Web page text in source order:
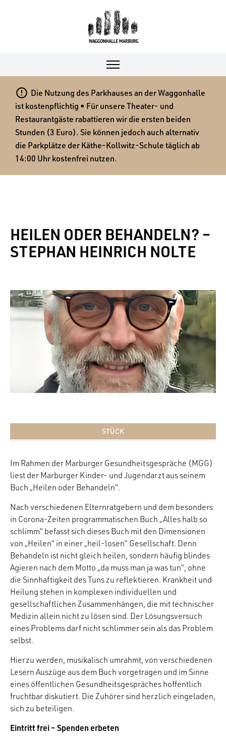
 Die Nutzung des Parkhauses an der Waggonhalle
ist kostenpflichtig • Für unsere Theater- und
Restaurantgäste rabattieren wir die ersten beiden
Stunden (3 Euro). Sie können jedoch auch alternativ
die Parkplätze der Käthe-Kollwitz-Schule täglich ab
14:00 Uhr kostenfrei nutzen.
HEILEN ODER BEHANDELN? –
STEPHAN HEINRICH NOLTE
STÜCK
Im Rahmen der Marburger Gesundheitsgespräche (MGG)
liest der Marburger Kinder- und Jugendarzt aus seinem
Buch „Heilen oder Behandeln“.
Nach verschiedenen Elternratgebern und dem besonders
in Corona-Zeiten programmatischen Buch „Alles halb so
schlimm“ befasst sich dieses Buch mit den Dimensionen
von „Heilen“ in einer „heil-losen“ Gesellschaft. Denn
Behandeln ist nicht gleich heilen, sondern häufig blindes
Agieren nach dem Motto „da muss man ja was tun“, ohne
die Sinnhaftigkeit des Tuns zu reflektieren. Krankheit und
Heilung stehen in komplexen individuellen und
gesellschaftlichen Zusammenhängen, die mit technischer
Medizin allein nicht zu lösen sind. Der Lösungsversuch
eines Problems darf nicht schlimmer sein als das Problem
selbst.
Hierzu werden, musikalisch umrahmt, von verschiedenen
Lesern Auszüge aus dem Buch vorgetragen und im Sinne
eines öffentlichen Gesundheitsgespräches hoffentlich
fruchtbar diskutiert. Die Zuhörer sind herzlich eingeladen,
sich zu beteiligen.
Eintritt frei – Spenden erbeten